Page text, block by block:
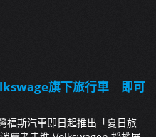
旗下旅行車 即可
福斯汽車即日起推出「夏日旅